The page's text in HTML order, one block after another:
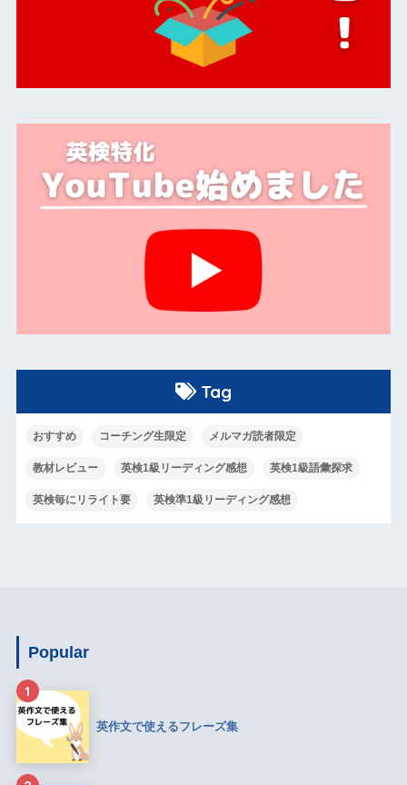
Tag
おすすめ コーチング生限定 メルマガ読者限定
教材レビュー 英検1級リーディング感想 英検1級語彙探求
英検毎にリライト要 英検準1級リーディング感想
Popular
1
英作文で使えるフレーズ集